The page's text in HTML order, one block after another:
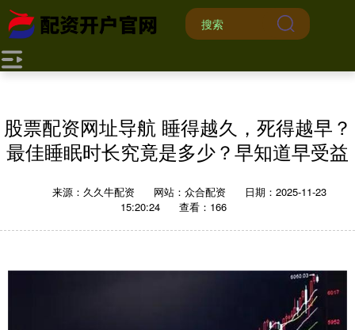
股票配资网址导航 睡得越久，死得越早？
最佳睡眠时长究竟是多少？早知道早受益
来源：久久牛配资 网站：众合配资
日期：2025-11-23
15:20:24
查看：166